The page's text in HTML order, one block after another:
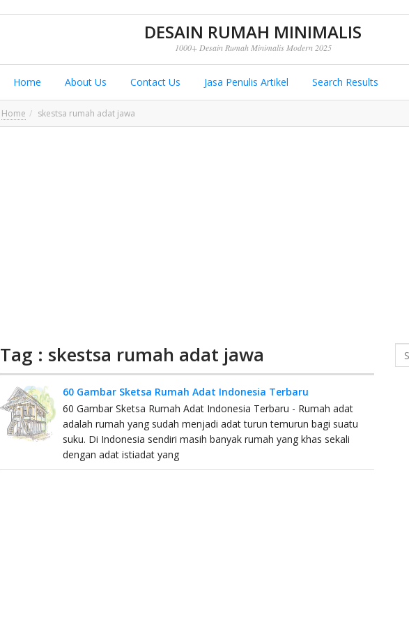
DESAIN RUMAH MINIMALIS
1000+ Desain Rumah Minimalis Modern 2025
Home About Us Contact Us Jasa Penulis Artikel Search Results
Home skestsa rumah adat jawa
Tag : skestsa rumah adat jawa
60 Gambar Sketsa Rumah Adat Indonesia Terbaru
60 Gambar Sketsa Rumah Adat Indonesia Terbaru - Rumah adat
adalah rumah yang sudah menjadi adat turun temurun bagi suatu
suku. Di Indonesia sendiri masih banyak rumah yang khas sekali
dengan adat istiadat yang